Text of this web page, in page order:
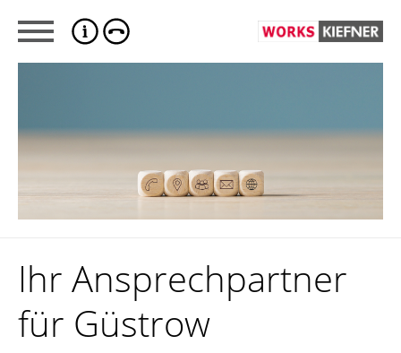
Ihr Ansprechpartner
für Güstrow